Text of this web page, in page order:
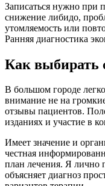
Записаться нужно при
снижение либидо,
утомляемость или
Ранняя диагностика
Как выбирать
В большом городе
внимание не на
отзывы пациентов.
изданиях и участие в
Имеет значение и
честная
план лечения. Я лично
объясняет диагноз